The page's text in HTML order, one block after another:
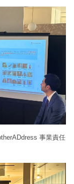
事業責任